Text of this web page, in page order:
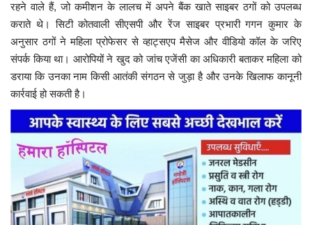
रहने वाले हैं, जो कमीशन के लालच में अपने बैंक खाते साइबर ठगों को उपलब्ध
कराते थे। सिटी कोतवाली सीएसपी और रेंज साइबर प्रभारी गगन कुमार के
अनुसार ठगों ने महिला प्रोफेसर से व्हाट्सएप मैसेज और वीडियो कॉल के जरिए
संपर्क किया था। आरोपियों ने खुद को जांच एजेंसी का अधिकारी बताकर महिला को
डराया कि उनका नाम किसी आतंकी संगठन से जुड़ा है और उनके खिलाफ कानूनी
कार्रवाई हो सकती है।